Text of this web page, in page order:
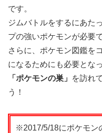
です。
ジムバトルをするにあた
プの強いポケモンが必要で
さらに、ポケモン図鑑を
になるためにも必要とな
「ポケモンの巣」
を訪れ
う！
※2017/5/18にポケモン